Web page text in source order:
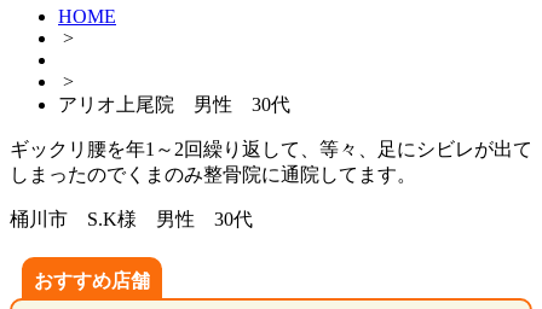
HOME
>
>
アリオ上尾院 男性 30代
ギックリ腰を年1～2回繰り返して、等々、足にシビレが出て
しまったのでくまのみ整骨院に通院してます。
桶川市 S.K様 男性 30代
おすすめ店舗